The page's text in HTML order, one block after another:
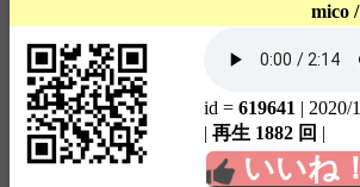
mico
id = 619641 | 2020/
| 再生 1882 回 |
いいね！